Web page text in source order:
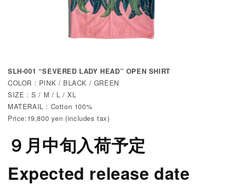
SLH-001 “SEVERED LADY HEAD” OPEN SHIRT
COLOR : PINK / BLACK / GREEN
SIZE : S / M / L / XL
MATERAIL : Cotton 100%
Price:19,800 yen (includes tax)
９月中旬入荷予定
Expected release date